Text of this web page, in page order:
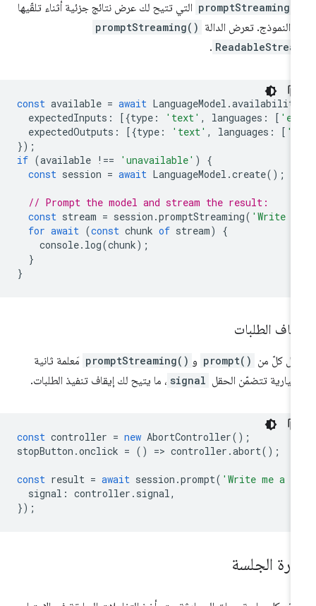
التي تتيح لك عرض نتائج جزئية أثناء تلقّيها
النموذج. تعرض الدالة promptStreaming()
.
const available = await LanguageModel.availability
expectedInputs: [{type : 'text', languages :
expectedOutputs: [{type : 'text', languages :
if (available !== 'unavailable'
const session = await LanguageModel.create
// Prompt the model and stream the result:
const stream = session.promptStreaming('Write
for await (const chunk of stream
console.log(chunk
الطلبات
كلّ من prompt() و promptStreaming() مَعلمة ثانية
تتضمّن الحقل signal ، ما يتيح لك إيقاف تنفيذ الطلبات.
const controller = new AbortController
stopButton.onclick = () => controller.abort
const result = await session.prompt('Write me a
signal: controller.signal
الجلسة